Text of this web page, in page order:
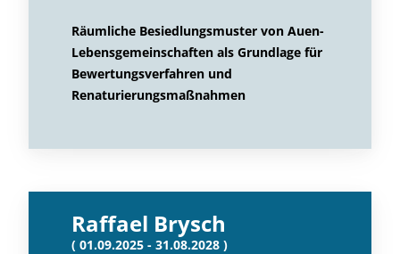
Räumliche Besiedlungsmuster von Auen-
Lebensgemeinschaften als Grundlage für
Bewertungsverfahren und
Renaturierungsmaßnahmen
Raffael Brysch
( 01.09.2025 - 31.08.2028 )